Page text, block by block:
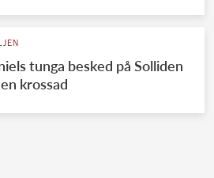
tunga besked på Solliden
krossad